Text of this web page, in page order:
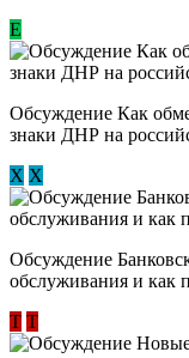
E
Обсуждение ​Как
знаки ДНР на
Х Х
Обсуждение
обслуживания и как
Т Т